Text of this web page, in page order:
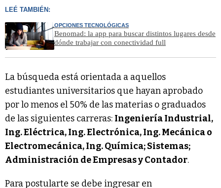
LEÉ TAMBIÉN:
OPCIONES TECNOLÓGICAS
Benomad: la app para buscar distintos lugares desde
dónde trabajar con conectividad full
La búsqueda está orientada a aquellos
estudiantes universitarios que hayan aprobado
por lo menos el 50% de las materias o graduados
de las siguientes carreras: Ingeniería Industrial,
Ing. Eléctrica, Ing. Electrónica, Ing. Mecánica o
Electromecánica, Ing. Química; Sistemas;
Administración de Empresas y Contador.
Para postularte se debe ingresar en